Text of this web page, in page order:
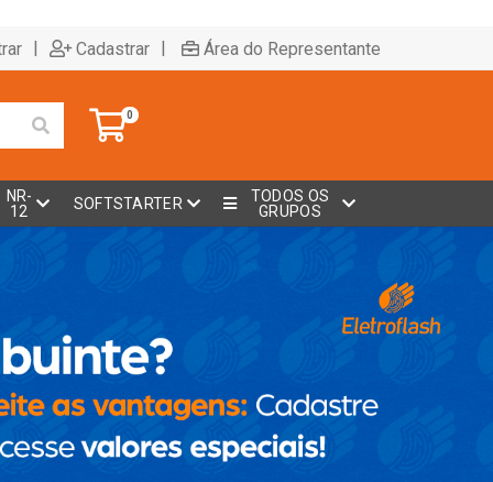
| Cadastrar | Área do Representante
0
NR-
12
SOFTSTARTER
TODOS OS
GRUPOS